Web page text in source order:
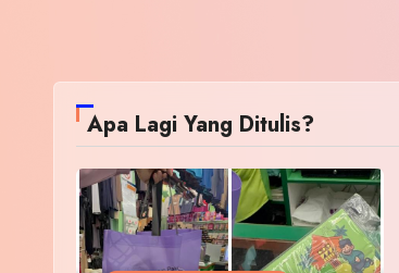
Apa Lagi Yang Ditulis?